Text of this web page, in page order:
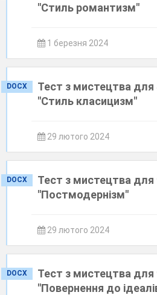
"Стиль романтизм"
1 березня 2024
DOCX
Тест з мистецтва для
"Стиль класицизм"
29 лютого 2024
DOCX
Тест з мистецтва для
"Постмодернізм"
29 лютого 2024
DOCX
Тест з мистецтва для
"Повернення до